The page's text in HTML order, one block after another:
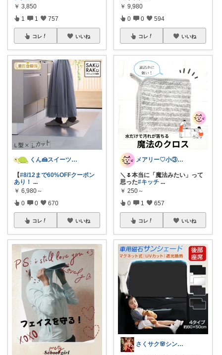
￥ 3,850
1 1 757
コレ いいね
くん🍰スイーツ＆暮らし
【#8/12まで60%OFFクーポン
あり！ ...
￥ 6,980～
0 0 670
コレ いいね
￥ 9,980
0 0 594
コレ いいね
メアリー♡小③女の子のママ•᎑•ꕤ
＼🌷本当に「魔法みたい」って
思った#キッチ ...
￥ 250～
0 1 657
コレ いいね
さくサク🌸シンプルライフと便利なモノ